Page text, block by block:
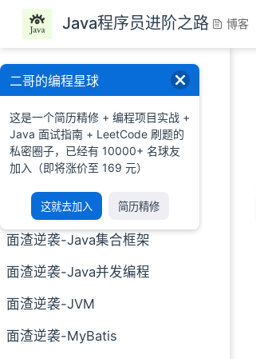
跳至主要內容
Java程序员进阶之路 博客
面渣逆袭
面渣逆袭-MySQL
面渣逆袭-Redis
面渣逆袭-Spring
面渣逆袭-Java SE
面渣逆袭-Java集合框架
面渣逆袭-Java并发编程
面渣逆袭-JVM
面渣逆袭-MyBatis
二哥的编程星球
这是一个简历精修 + 编程项目实战 +
Java 面试指南 + LeetCode 刷题的
私密圈子，已经有 10000+ 名球友
加入（即将涨价至 169 元）
这就去加入 简历精修